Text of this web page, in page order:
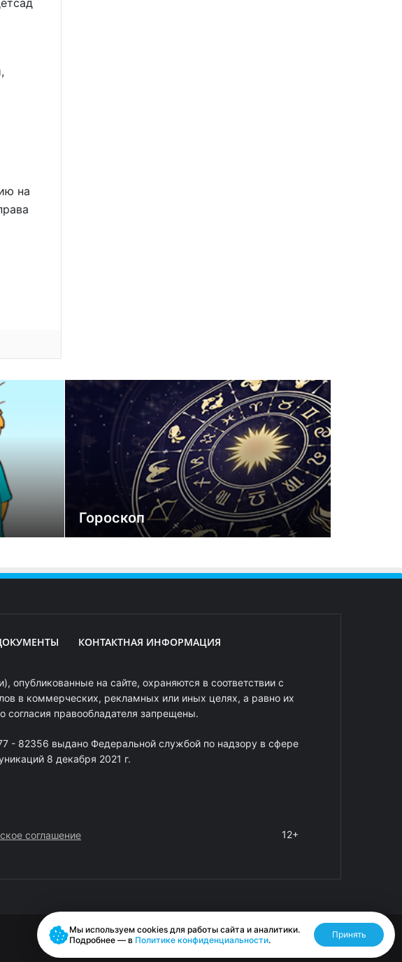
на
Гороскоп
КОНТАКТНАЯ ИНФОРМАЦИЯ
опубликованные на сайте, охраняются в соответствии с
в коммерческих, рекламных или иных целях, а равно их
согласия правообладателя запрещены.
- 82356 выдано Федеральной службой по надзору в сфере
8 декабря 2021 г.
соглашение 12+
Разработано RASA
Мы используем cookies для работы сайта и аналитики.
Подробнее — в Политике конфиденциальности.
Принять